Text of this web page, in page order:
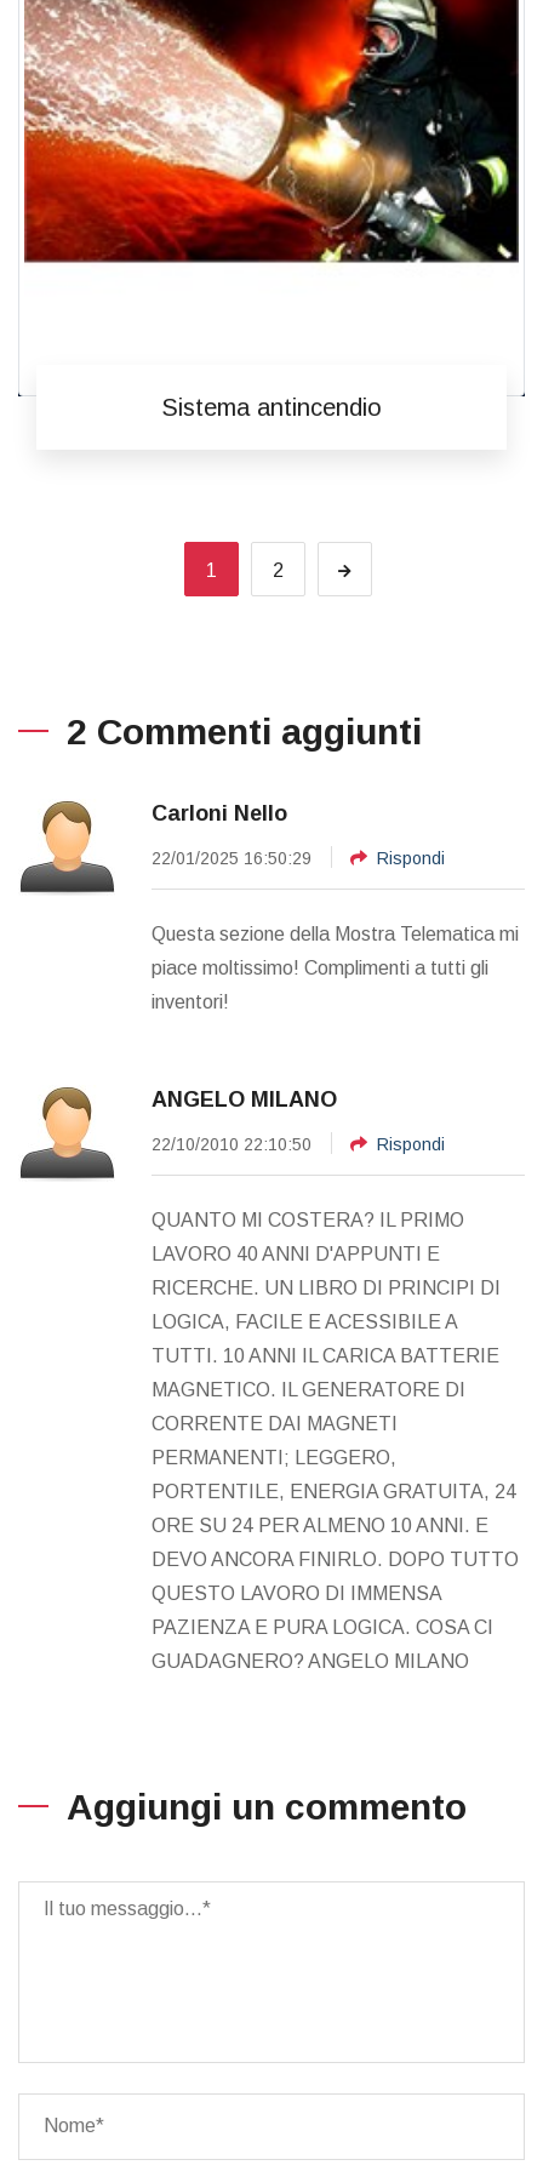
Sistema antincendio
1 2
2 Commenti aggiunti
Carloni Nello
22/01/2025 16:50:29 Rispondi
Questa sezione della Mostra Telematica mi
piace moltissimo! Complimenti a tutti gli
inventori!
ANGELO MILANO
22/10/2010 22:10:50 Rispondi
QUANTO MI COSTERA? IL PRIMO
LAVORO 40 ANNI D'APPUNTI E
RICERCHE. UN LIBRO DI PRINCIPI DI
LOGICA, FACILE E ACESSIBILE A
TUTTI. 10 ANNI IL CARICA BATTERIE
MAGNETICO. IL GENERATORE DI
CORRENTE DAI MAGNETI
PERMANENTI; LEGGERO,
PORTENTILE, ENERGIA GRATUITA, 24
ORE SU 24 PER ALMENO 10 ANNI. E
DEVO ANCORA FINIRLO. DOPO TUTTO
QUESTO LAVORO DI IMMENSA
PAZIENZA E PURA LOGICA. COSA CI
GUADAGNERO? ANGELO MILANO
Aggiungi un commento